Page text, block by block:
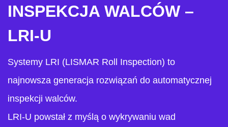
INSPEKCJA WALCÓW –
LRI-U
Systemy LRI (LISMAR Roll Inspection) to
najnowsza generacja rozwiązań do automatycznej
inspekcji walców.
LRI-U powstał z myślą o wykrywaniu wad